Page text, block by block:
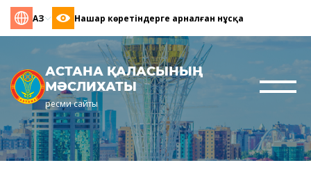
ҚАЗ Нашар көретіндерге арналған нұсқа
АСТАНА ҚАЛАСЫНЫҢ
МӘСЛИХАТЫ
ресми сайты